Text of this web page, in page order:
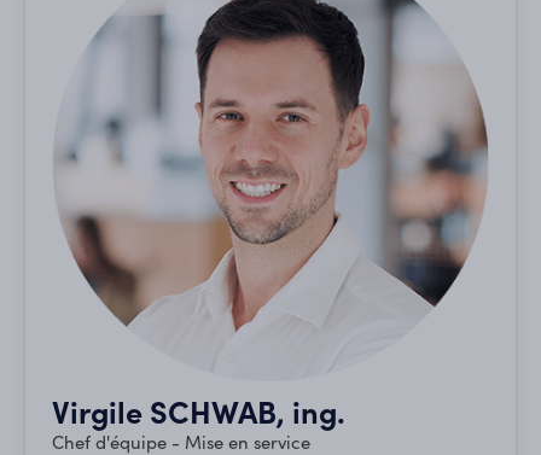
Virgile SCHWAB, ing.
Chef d'équipe - Mise en service